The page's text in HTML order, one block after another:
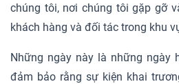
chúng tôi, nơi chúng tôi gặp gỡ
khách hàng và đối tác trong khu
Những ngày này là những ngày
đảm bảo rằng sự kiện khai